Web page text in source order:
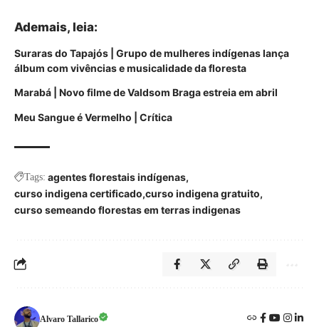
Ademais, leia:
Suraras do Tapajós | Grupo de mulheres indígenas lança
álbum com vivências e musicalidade da floresta
Marabá | Novo filme de Valdsom Braga estreia em abril
Meu Sangue é Vermelho | Crítica
Tags: agentes florestais indígenas
curso indigena certificado curso indigena gratuito
curso semeando florestas em terras indigenas
Alvaro Tallarico